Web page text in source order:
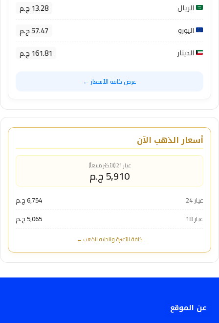
الريال 13.28 ج.م
اليورو 57.47 ج.م
الدينار 161.81 ج.م
عرض كافة الأسعار ←
أسعار الذهب الآن
عيار 21 (الأكثر مبيعاً)
5,910 ج.م
عيار 24
6,754 ج.م
عيار 18
5,065 ج.م
كافة الأعيرة والجنيه الذهب ←
عن الموقع